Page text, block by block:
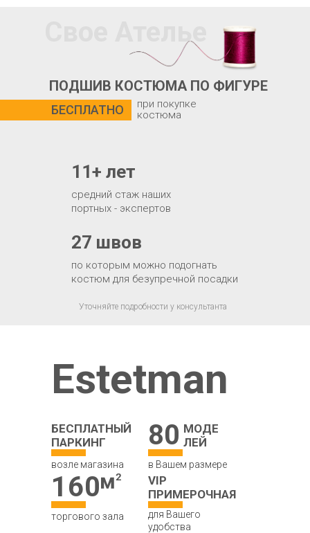
Свое Ателье
ПОДШИВ КОСТЮМА ПО ФИГУРЕ
БЕСПЛАТНО
по которым можно подогнать
костюм для безупречной посадки
27 швов
средний стаж наших
портных - экспертов
11+ лет
при покупке
костюма
Уточняйте подробности у консультанта
Estetman
БЕСПЛАТНЫЙ
ПАРКИНГ
возле магазина
80 МОДЕ
ЛЕЙ
в Вашем размере
160
торгового зала
VIP
ПРИМЕРОЧНАЯ
для Вашего
удобства